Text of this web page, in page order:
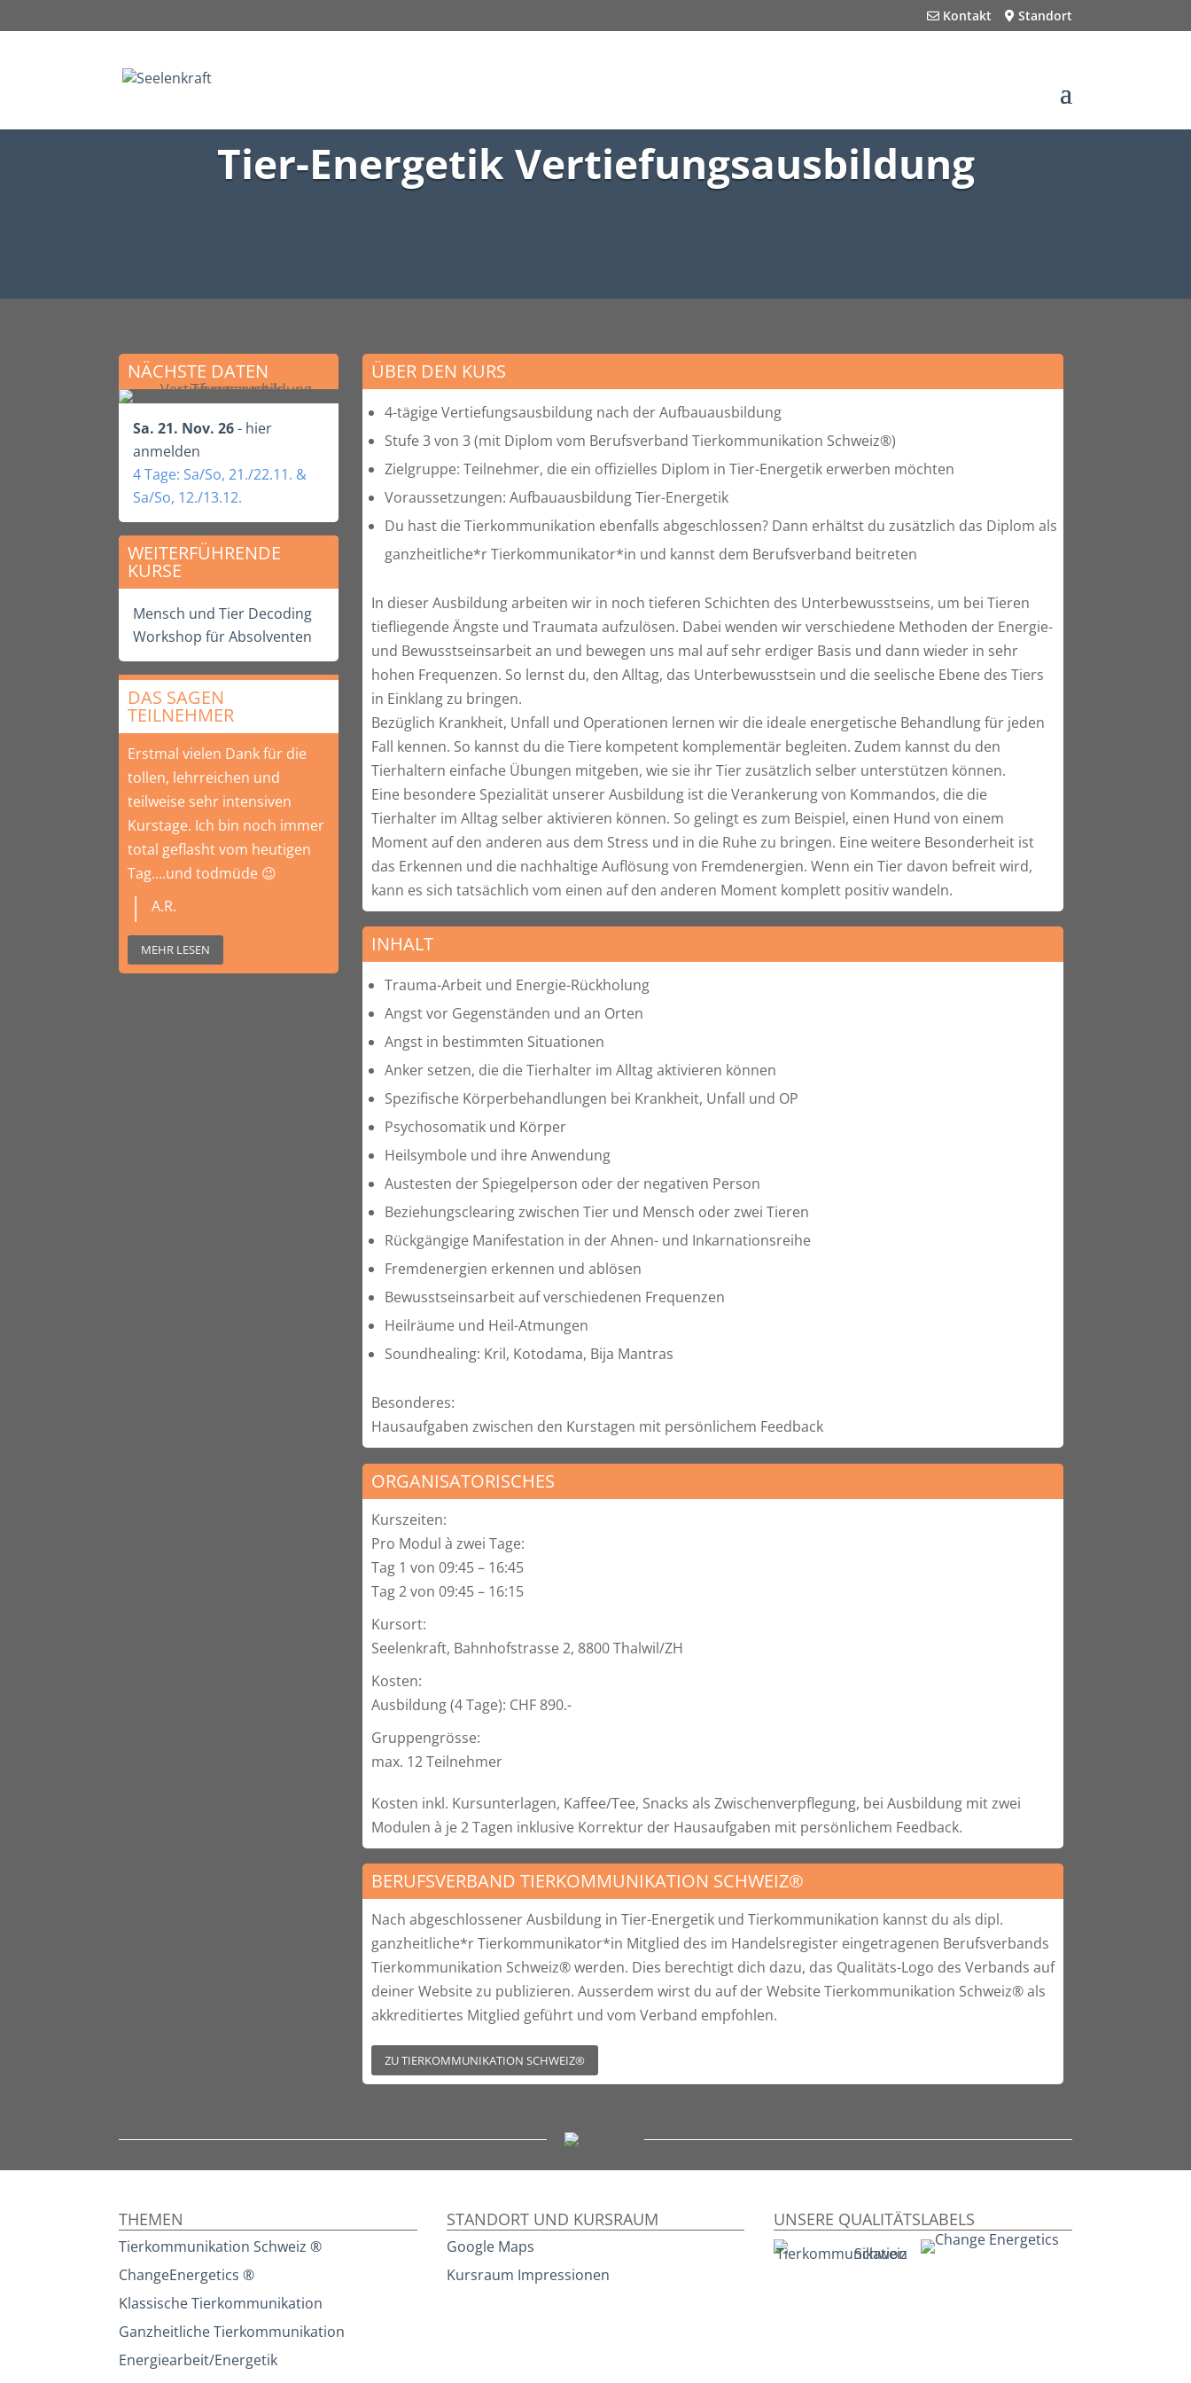
Kontakt Standort
Tier-Energetik Vertiefungsausbildung
NÄCHSTE DATEN
Sa. 21. Nov. 26- hier
anmelden
4 Tage: Sa/So, 21./22.11. &
Sa/So, 12./13.12.
WEITERFÜHRENDE
KURSE
Mensch und Tier Decoding
Workshop für Absolventen
DAS SAGEN
TEILNEHMER
Erstmal vielen Dank für die
tollen, lehrreichen und
teilweise sehr intensiven
Kurstage. Ich bin noch immer
total geflasht vom heutigen
Tag….und todmüde 😉
A.R.
MEHR LESEN
ÜBER DEN KURS
4-tägige Vertiefungsausbildung nach der Aufbauausbildung
Stufe 3 von 3 (mit Diplom vom Berufsverband Tierkommunikation Schweiz®)
Zielgruppe: Teilnehmer, die ein offizielles Diplom in Tier-Energetik erwerben möchten
Voraussetzungen: Aufbauausbildung Tier-Energetik
Du hast die Tierkommunikation ebenfalls abgeschlossen? Dann erhältst du zusätzlich das Diplom als
ganzheitliche*r Tierkommunikator*in und kannst dem Berufsverband beitreten
In dieser Ausbildung arbeiten wir in noch tieferen Schichten des Unterbewusstseins, um bei Tieren
tiefliegende Ängste und Traumata aufzulösen. Dabei wenden wir verschiedene Methoden der Energie-
und Bewusstseinsarbeit an und bewegen uns mal auf sehr erdiger Basis und dann wieder in sehr
hohen Frequenzen. So lernst du, den Alltag, das Unterbewusstsein und die seelische Ebene des Tiers
in Einklang zu bringen.
Bezüglich Krankheit, Unfall und Operationen lernen wir die ideale energetische Behandlung für jeden
Fall kennen. So kannst du die Tiere kompetent komplementär begleiten. Zudem kannst du den
Tierhaltern einfache Übungen mitgeben, wie sie ihr Tier zusätzlich selber unterstützen können.
Eine besondere Spezialität unserer Ausbildung ist die Verankerung von Kommandos, die die
Tierhalter im Alltag selber aktivieren können. So gelingt es zum Beispiel, einen Hund von einem
Moment auf den anderen aus dem Stress und in die Ruhe zu bringen. Eine weitere Besonderheit ist
das Erkennen und die nachhaltige Auflösung von Fremdenergien. Wenn ein Tier davon befreit wird,
kann es sich tatsächlich vom einen auf den anderen Moment komplett positiv wandeln.
INHALT
Trauma-Arbeit und Energie-Rückholung
Angst vor Gegenständen und an Orten
Angst in bestimmten Situationen
Anker setzen, die die Tierhalter im Alltag aktivieren können
Spezifische Körperbehandlungen bei Krankheit, Unfall und OP
Psychosomatik und Körper
Heilsymbole und ihre Anwendung
Austesten der Spiegelperson oder der negativen Person
Beziehungsclearing zwischen Tier und Mensch oder zwei Tieren
Rückgängige Manifestation in der Ahnen- und Inkarnationsreihe
Fremdenergien erkennen und ablösen
Bewusstseinsarbeit auf verschiedenen Frequenzen
Heilräume und Heil-Atmungen
Soundhealing: Kril, Kotodama, Bija Mantras
Besonderes:
Hausaufgaben zwischen den Kurstagen mit persönlichem Feedback
ORGANISATORISCHES
Kurszeiten:
Pro Modul à zwei Tage:
Tag 1 von 09:45 – 16:45
Tag 2 von 09:45 – 16:15
Kursort:
Seelenkraft, Bahnhofstrasse 2, 8800 Thalwil/ZH
Kosten:
Ausbildung (4 Tage): CHF 890.-
Gruppengrösse:
max. 12 Teilnehmer
Kosten inkl. Kursunterlagen, Kaffee/Tee, Snacks als Zwischenverpflegung, bei Ausbildung mit zwei
Modulen à je 2 Tagen inklusive Korrektur der Hausaufgaben mit persönlichem Feedback.
BERUFSVERBAND TIERKOMMUNIKATION SCHWEIZ®
Nach abgeschlossener Ausbildung in Tier-Energetik und Tierkommunikation kannst du als dipl.
ganzheitliche*r Tierkommunikator*in Mitglied des im Handelsregister eingetragenen Berufsverbands
Tierkommunikation Schweiz® werden. Dies berechtigt dich dazu, das Qualitäts-Logo des Verbands auf
deiner Website zu publizieren. Ausserdem wirst du auf der Website Tierkommunikation Schweiz® als
akkreditiertes Mitglied geführt und vom Verband empfohlen.
ZU TIERKOMMUNIKATION SCHWEIZ®
THEMEN
Tierkommunikation Schweiz ®
ChangeEnergetics ®
Klassische Tierkommunikation
Ganzheitliche Tierkommunikation
Energiearbeit/Energetik
STANDORT UND KURSRAUM
Google Maps
Kursraum Impressionen
UNSERE QUALITÄTSLABELS